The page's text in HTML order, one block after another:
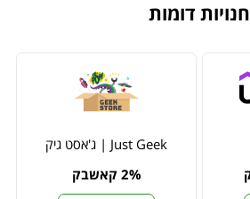
חנויות דומות
Just Geek | ג'אסט גיק
2% קאשבק